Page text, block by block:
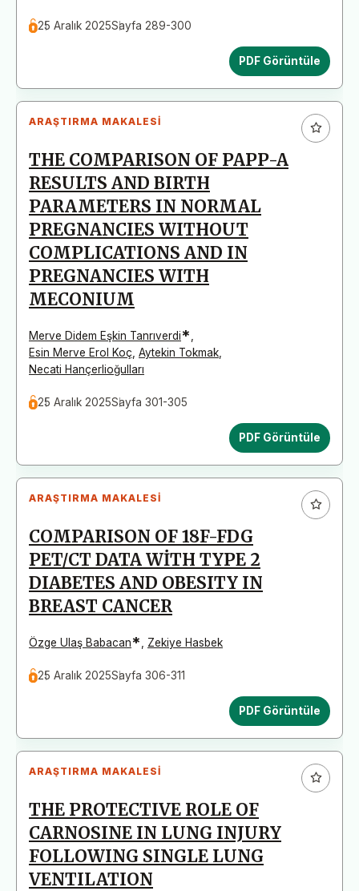
25 Aralık 2025Sayfa 289-300
PDF Görüntüle
ARAŞTIRMA MAKALESI
THE COMPARISON OF PAPP-A
RESULTS AND BIRTH
PARAMETERS IN NORMAL
PREGNANCIES WITHOUT
COMPLICATIONS AND IN
PREGNANCIES WITH
MECONIUM
Merve Didem Eşkin Tanrıverdi*
Esin Merve Erol Koç Aytekin Tokmak
Necati Hançerlioğulları
25 Aralık 2025Sayfa 301-305
PDF Görüntüle
ARAŞTIRMA MAKALESI
COMPARISON OF 18F-FDG
PET/CT DATA WİTH TYPE 2
DIABETES AND OBESITY IN
BREAST CANCER
Özge Ulaş Babacan* Zekiye Hasbek
25 Aralık 2025Sayfa 306-311
PDF Görüntüle
ARAŞTIRMA MAKALESI
THE PROTECTIVE ROLE OF
CARNOSINE IN LUNG INJURY
FOLLOWING SINGLE LUNG
VENTILATION